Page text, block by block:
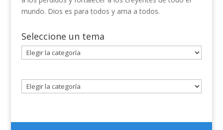
mundo. Dios es para todos y ama a todos.
Seleccione un tema
Seleccione
un